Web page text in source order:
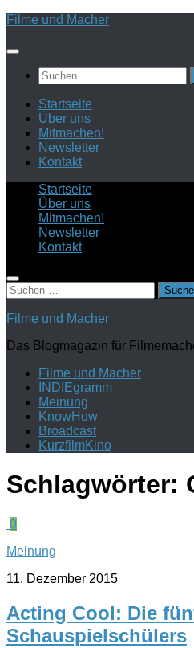
Zum
springen
Filme und Macher
Suchen
nach:
Startseite
Über uns
Mitmachen!
Newsletter
Kontakt
Startseite
Über uns
Mitmachen!
Newsletter
Kontakt
Suchen
nach:
Filme und Macher
Das Blogmagazin für
Filme und Macher
INDIEgramm
Meinung
KnowHow
Broadcast
KurzfilmKino
Schlagwörter:
0
Meinung
11. Dezember 2015
Acting Cool: Die
Schauspielschülers